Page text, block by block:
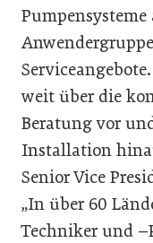
weit über die
Beratung vor
Installation
Senior Vice
„In über 60
Techniker und